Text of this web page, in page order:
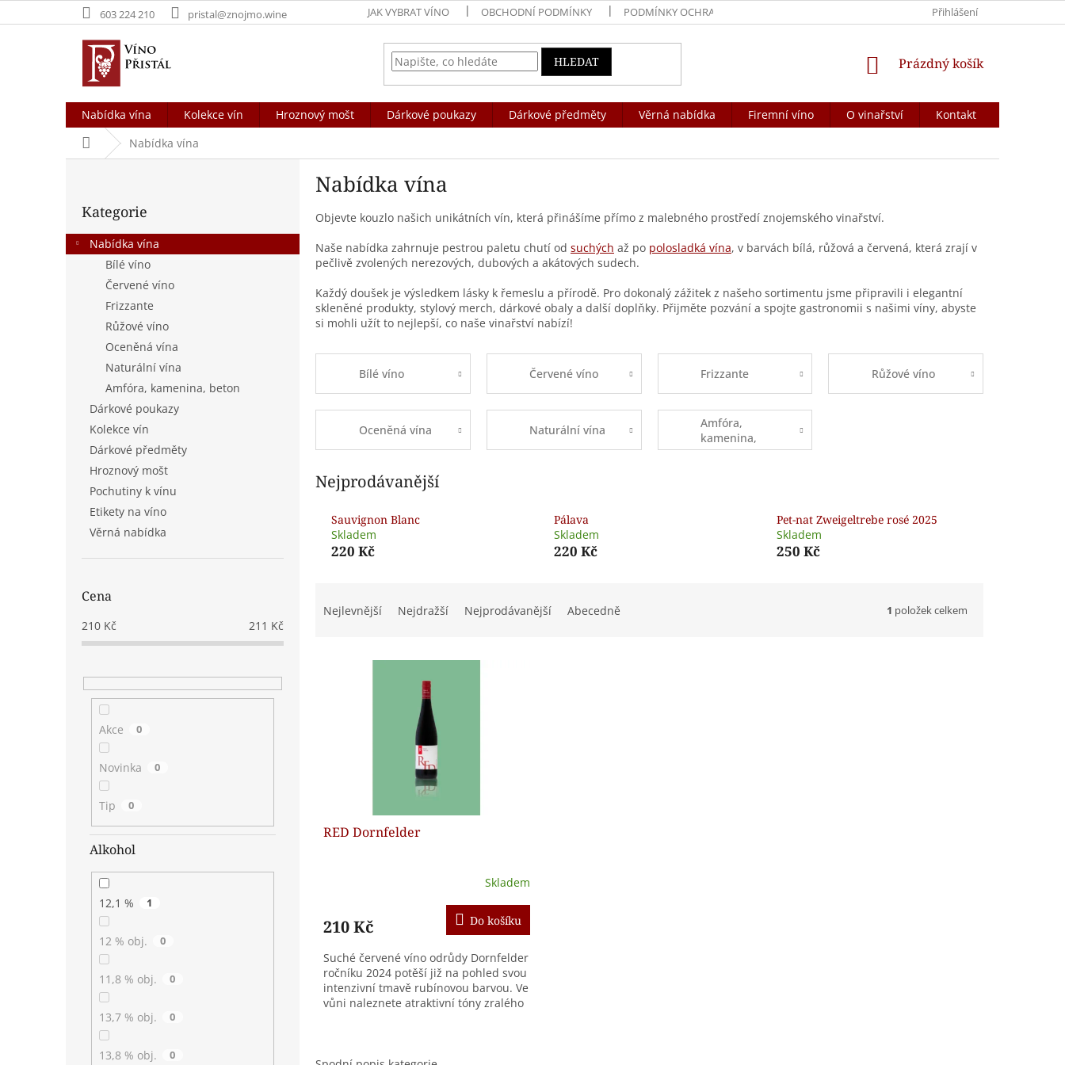
na
603 224 210 pristal@znojmo.wine JAK VYBRAT VÍNO OBCHODNÍ PODMÍNKY PODMÍNKY OCHRANY OSOBNÍCH ÚDAJŮ REKLAMACE A VRÁCENÍ ZBOŽÍ
Přihlášení
HLEDAT
NÁKUPNÍ
Prázdný košík
Nabídka vína Kolekce vín Hroznový mošt Dárkové poukazy Dárkové předměty Věrná nabídka Firemní víno O vinařství
Kontakt
Domů Nabídka vína
r
a
kategorie
Kategorie
Nabídka vína
Bílé víno
Červené víno
Frizzante
Růžové víno
Oceněná vína
Naturální vína
Amfóra, kamenina, beton
Dárkové poukazy
Kolekce vín
Dárkové předměty
Hroznový mošt
Pochutiny k vínu
Etikety na víno
Věrná nabídka
Cena
210 Kč 211 Kč
Akce 0
Novinka 0
Tip 0
Alkohol
12,1 % 1
12 % obj. 0
11,8 % obj. 0
13,7 % obj. 0
13,8 % obj. 0
Nabídka vína
Objevte kouzlo našich unikátních vín, která přinášíme přímo z malebného prostředí znojemského vinařství.
Naše nabídka zahrnuje pestrou paletu chutí od suchých až po polosladká vína, v barvách bílá, růžová a červená, která zrají v
pečlivě zvolených nerezových, dubových a akátových sudech.
Každý doušek je výsledkem lásky k řemeslu a přírodě. Pro dokonalý zážitek z našeho sortimentu jsme připravili i elegantní
skleněné produkty, stylový merch, dárkové obaly a další doplňky. Přijměte pozvání a spojte gastronomii s našimi víny, abyste
si mohli užít to nejlepší, co naše vinařství nabízí!
Bílé víno Červené víno Frizzante Růžové víno
Oceněná vína Naturální vína
Amfóra,
kamenina,
beton
Nejprodávanější
Sauvignon Blanc
Skladem
220 Kč
Pálava
Skladem
220 Kč
Pet-nat Zweigeltrebe rosé 2025
Skladem
250 Kč
Nejlevnější Nejdražší Nejprodávanější Abecedně 1 položek celkem
kRED Dornfelder
Skladem
210 Kč Do košíku
Suché červené víno odrůdy Dornfelder
ročníku 2024 potěší již na pohled svou
intenzivní tmavě rubínovou barvou. Ve
vůni naleznete atraktivní tóny zralého